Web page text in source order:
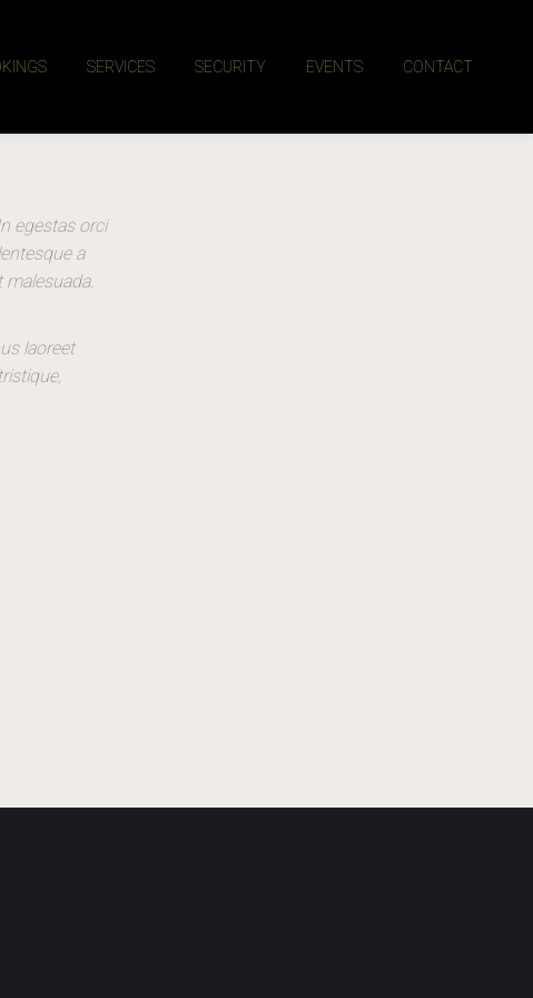
SERVICES SECURITY EVENTS CONTACT
egestas orci
a
laoreet